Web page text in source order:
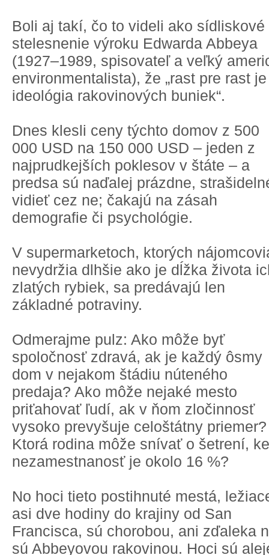
Boli aj takí, čo to videli ako sídliskové
stelesnenie výroku Edwarda Abbeya
(1927–1989, spisovateľ a veľký
environmentalista), že „rast pre rast je
ideológia rakovinových buniek“.
Dnes klesli ceny týchto domov z 500
000 USD na 150 000 USD – jeden z
najprudkejších poklesov v štáte – a
predsa sú naďalej prázdne,
vidieť cez ne; čakajú na zásah
demografie či psychológie.
V supermarketoch, ktorých
nevydržia dlhšie ako je dĺžka života
zlatých rybiek, sa predávajú len
základné potraviny.
Odmerajme pulz: Ako môže byť
spoločnosť zdravá, ak je každý ôsmy
dom v nejakom štádiu núteného
predaja? Ako môže nejaké mesto
priťahovať ľudí, ak v ňom zločinnosť
vysoko prevyšuje celoštátny priemer?
Ktorá rodina môže snívať o šetrení,
nezamestnanosť je okolo 16 %?
No hoci tieto postihnuté mestá,
asi dve hodiny do krajiny od San
Francisca, sú chorobou, ani zďaleka
sú Abbeyovou rakovinou. Hoci sú